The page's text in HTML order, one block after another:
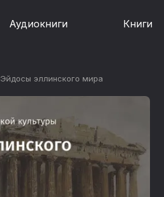
Аудиокниги Книги
Эйдосы эллинского мира